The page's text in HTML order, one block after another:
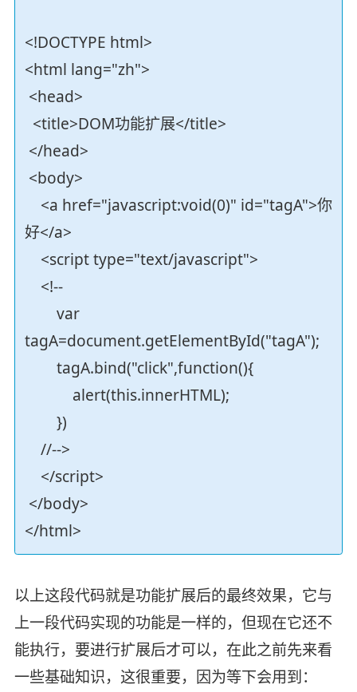
<!DOCTYPE html>
<html lang="zh">
<head>
<title>DOM功能扩展</title>
</head>
<body>
<a href="javascript:void(0)" id="tagA">你
好</a>
<script type="text/javascript">
<!--
var
tagA=document.getElementById("tagA");
tagA.bind("click",function(){
alert(this.innerHTML);
})
//-->
</script>
</body>
</html>
以上这段代码就是功能扩展后的最终效果，它与
上一段代码实现的功能是一样的，但现在它还不
能执行，要进行扩展后才可以，在此之前先来看
一些基础知识，这很重要，因为等下会用到：